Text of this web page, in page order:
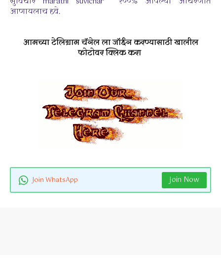
आणायलाच हवे.
आमच्या टेलिग्राम चॅनेल ला जॉईन करण्यासाठी खालील
फोटोवर क्लिक करा
Join WhatsApp Join Now